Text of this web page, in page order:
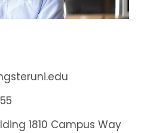
1810 Campus Way